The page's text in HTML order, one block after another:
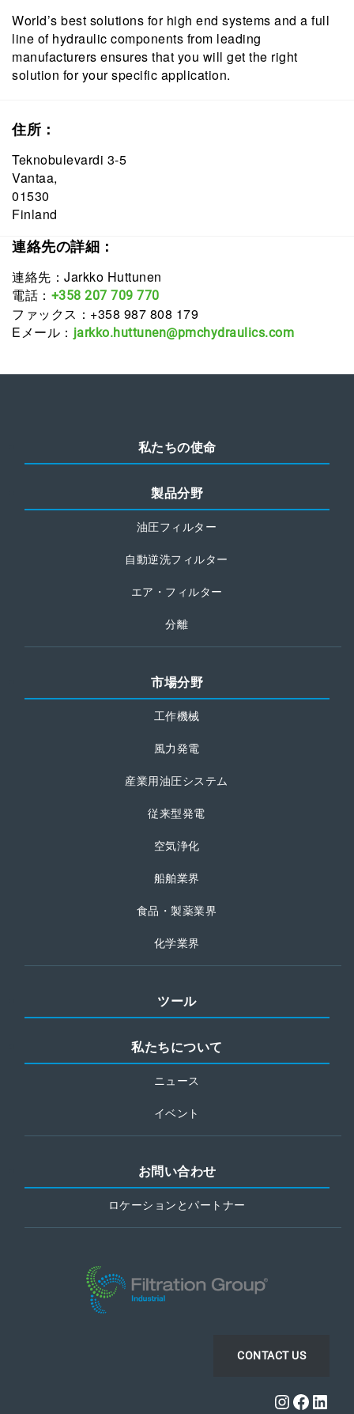
World’s best solutions for high end systems and a full
line of hydraulic components from leading
manufacturers ensures that you will get the right
solution for your specific application.
住所：
Teknobulevardi 3-5
Vantaa,
01530
Finland
連絡先の詳細：
連絡先：Jarkko Huttunen
電話： +358 207 709 770
ファックス：+358 987 808 179
Eメール： jarkko.huttunen@pmchydraulics.com
私たちの使命
製品分野
油圧フィルター
自動逆洗フィルター
エア・フィルター
分離
市場分野
工作機械
風力発電
産業用油圧システム
従来型発電
空気浄化
船舶業界
食品・製薬業界
化学業界
ツール
私たちについて
ニュース
イベント
お問い合わせ
ロケーションとパートナー
CONTACT US